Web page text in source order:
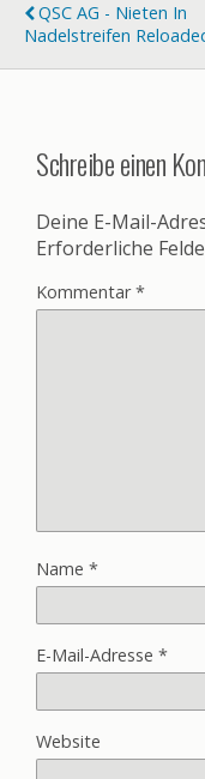
QSC AG - Nieten In
Nadelstreifen
Schreibe einen
Deine E-Mail-
Erforderliche
Kommentar*
Name *
E-Mail-Adresse *
Website